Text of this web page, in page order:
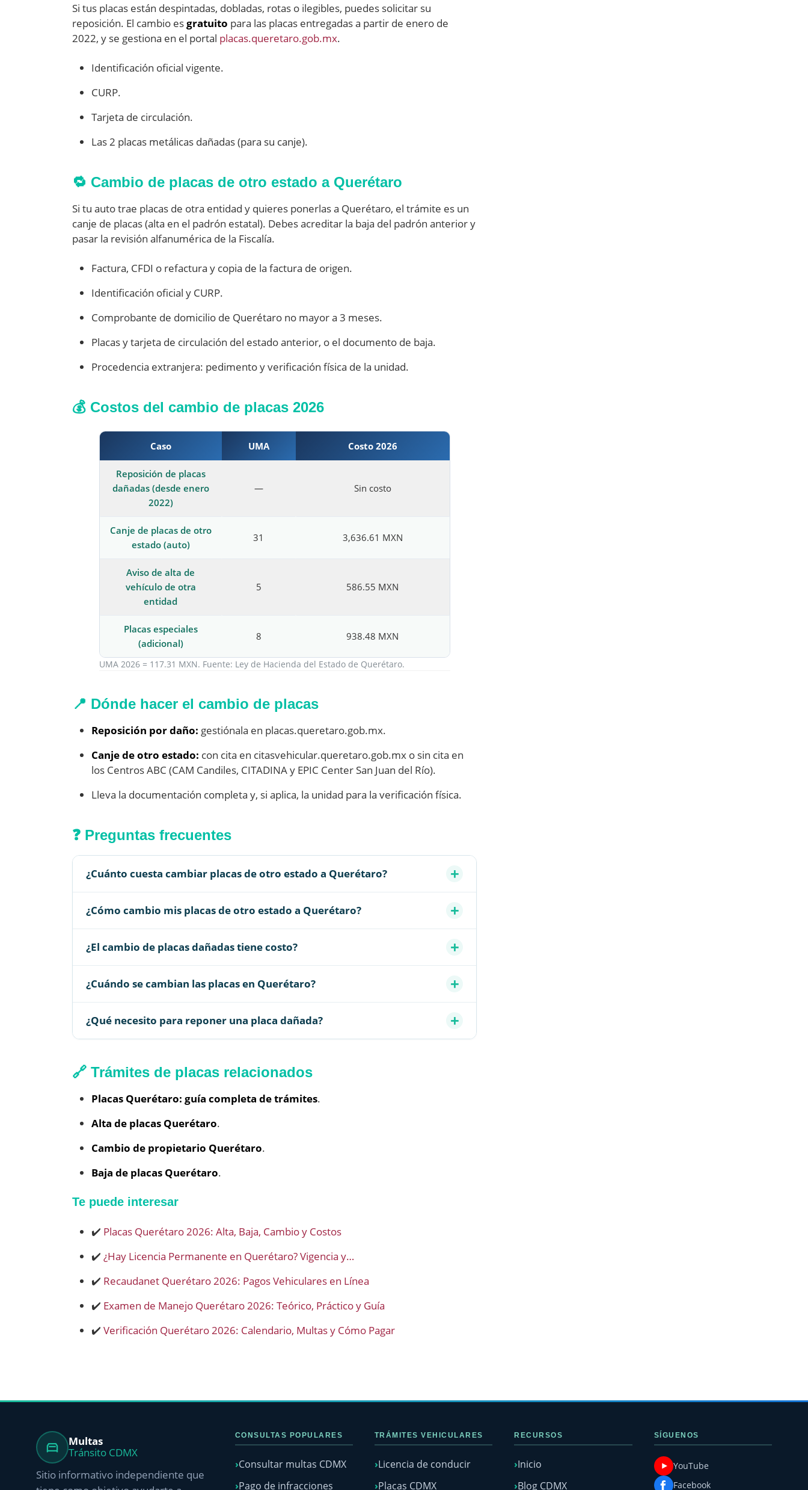
Si tus placas están despintadas, dobladas, rotas o ilegibles, puedes solicitar su
reposición. El cambio esgratuito para las placas entregadas a partir de enero de
2022, y se gestiona en el portal placas.queretaro.gob.mx.
Identificación oficial vigente.
CURP.
Tarjeta de circulación.
Las 2 placas metálicas dañadas (para su canje).
🔁 Cambio de placas de otro estado a Querétaro
Si tu auto trae placas de otra entidad y quieres ponerlas a Querétaro, el trámite es un
canje de placas (alta en el padrón estatal). Debes acreditar la baja del padrón anterior y
pasar la revisión alfanumérica de la Fiscalía.
Factura, CFDI o refactura y copia de la factura de origen.
Identificación oficial y CURP.
Comprobante de domicilio de Querétaro no mayor a 3 meses.
Placas y tarjeta de circulación del estado anterior, o el documento de baja.
Procedencia extranjera: pedimento y verificación física de la unidad.
💰 Costos del cambio de placas 2026
Caso UMA Costo 2026
Reposición de placas
dañadas (desde enero
2022)
— Sin costo
Canje de placas de otro
estado (auto)
31 3,636.61 MXN
Aviso de alta de
vehículo de otra
entidad
5 586.55 MXN
Placas especiales
(adicional)
8 938.48 MXN
UMA 2026 = 117.31 MXN. Fuente: Ley de Hacienda del Estado de Querétaro.
📍 Dónde hacer el cambio de placas
Reposición por daño: gestiónala en placas.queretaro.gob.mx.
Canje de otro estado: con cita en citasvehicular.queretaro.gob.mx o sin cita en
los Centros ABC (CAM Candiles, CITADINA y EPIC Center San Juan del Río).
Lleva la documentación completa y, si aplica, la unidad para la verificación física.
❓ Preguntas frecuentes
¿Cuánto cuesta cambiar placas de otro estado a Querétaro?
¿Cómo cambio mis placas de otro estado a Querétaro?
¿El cambio de placas dañadas tiene costo?
¿Cuándo se cambian las placas en Querétaro?
¿Qué necesito para reponer una placa dañada?
🔗 Trámites de placas relacionados
Placas Querétaro: guía completa de trámites.
Alta de placas Querétaro.
Cambio de propietario Querétaro.
Baja de placas Querétaro.
Te puede interesar
✔️ Placas Querétaro 2026: Alta, Baja, Cambio y Costos
✔️ ¿Hay Licencia Permanente en Querétaro? Vigencia y…
✔️ Recaudanet Querétaro 2026: Pagos Vehiculares en Línea
✔️ Examen de Manejo Querétaro 2026: Teórico, Práctico y Guía
✔️ Verificación Querétaro 2026: Calendario, Multas y Cómo Pagar
Multas
Tránsito CDMX
Sitio informativo independiente que
CONSULTAS POPULARES
Consultar multas CDMX
Pago de infracciones
TRÁMITES VEHICULARES
Licencia de conducir
Placas CDMX
RECURSOS
Inicio
Blog CDMX
SÍGUENOS
YouTube
Facebook